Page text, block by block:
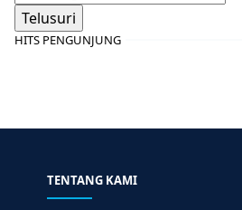
HITS PENGUNJUNG
TENTANG KAMI